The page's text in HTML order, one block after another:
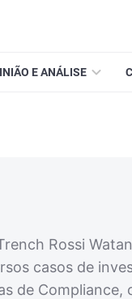
E ANÁLISE
Rossi
casos de
de